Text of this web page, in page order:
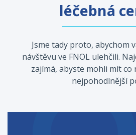
INFORMACE
léčebná
Jsme tady proto, abychom
návštěvu ve FNOL ulehčili.
zajímá, abyste mohli mít co
nejpohodlnější